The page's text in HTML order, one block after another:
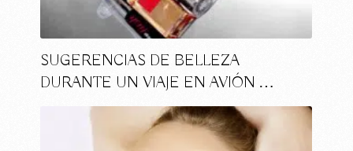
SUGERENCIAS DE BELLEZA
DURANTE UN VIAJE EN AVIÓN …